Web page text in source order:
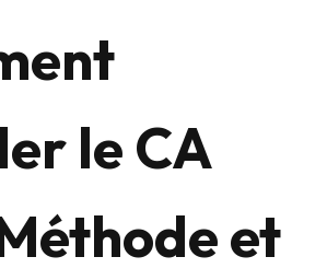
le CA
et